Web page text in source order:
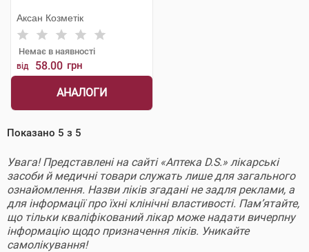
Аксан Козметік
Немає в наявності
від 58.00 грн
АНАЛОГИ
Показано 5 з 5
Увага! Представлені на сайті «Аптека D.S.» лікарські
засоби й медичні товари служать лише для загального
ознайомлення. Назви ліків згадані не задля реклами, а
для інформації про їхні клінічні властивості. Пам’ятайте,
що тільки кваліфікований лікар може надати вичерпну
інформацію щодо призначення ліків. Уникайте
самолікування!